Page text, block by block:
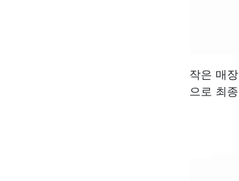
작은 매
으로 최